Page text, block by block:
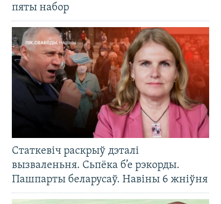
пяты набор
Статкевіч раскрыў дэталі
вызваленьня. Сьпёка б’е рэкорды.
Пашпарты беларусаў. Навіны 6 жніўня